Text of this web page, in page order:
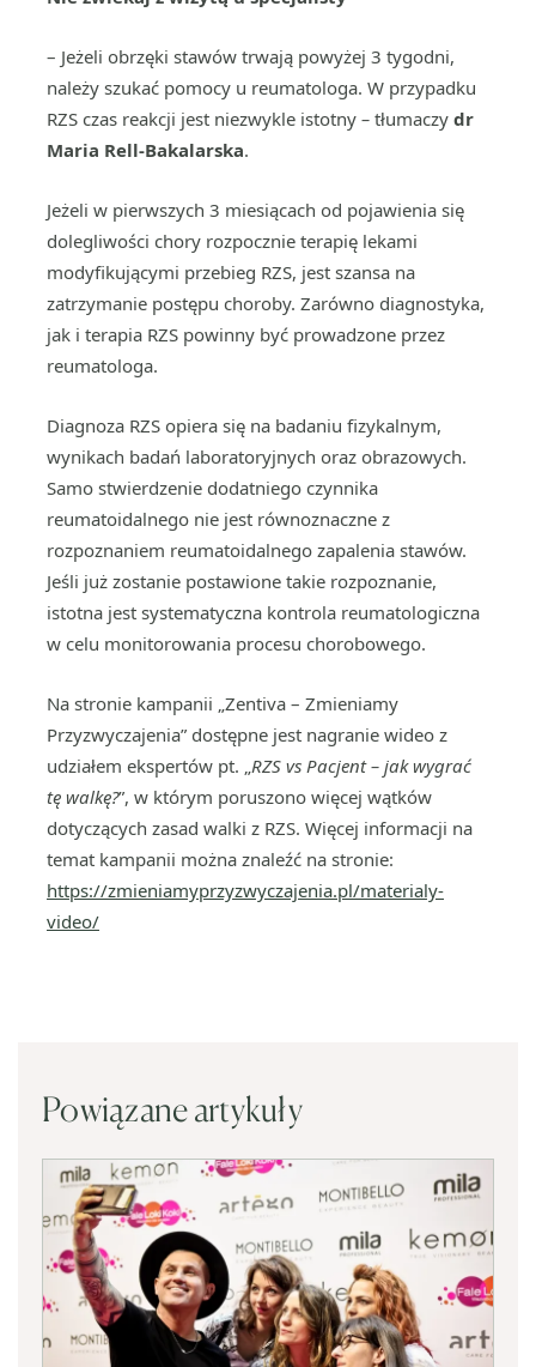
– Jeżeli obrzęki stawów trwają powyżej 3 tygodni,
należy szukać pomocy u reumatologa. W przypadku
RZS czas reakcji jest niezwykle istotny – tłumaczy dr
Maria Rell-Bakalarska.
Jeżeli w pierwszych 3 miesiącach od pojawienia się
dolegliwości chory rozpocznie terapię lekami
modyfikującymi przebieg RZS, jest szansa na
zatrzymanie postępu choroby. Zarówno diagnostyka,
jak i terapia RZS powinny być prowadzone przez
reumatologa.
Diagnoza RZS opiera się na badaniu fizykalnym,
wynikach badań laboratoryjnych oraz obrazowych.
Samo stwierdzenie dodatniego czynnika
reumatoidalnego nie jest równoznaczne z
rozpoznaniem reumatoidalnego zapalenia stawów.
Jeśli już zostanie postawione takie rozpoznanie,
istotna jest systematyczna kontrola reumatologiczna
w celu monitorowania procesu chorobowego.
Na stronie kampanii „Zentiva – Zmieniamy
Przyzwyczajenia” dostępne jest nagranie wideo z
udziałem ekspertów pt. „RZS vs Pacjent – jak wygrać
tę walkę?”, w którym poruszono więcej wątków
dotyczących zasad walki z RZS. Więcej informacji na
temat kampanii można znaleźć na stronie:
https://zmieniamyprzyzwyczajenia.pl/materialy-
video/
Powiązane artykuły